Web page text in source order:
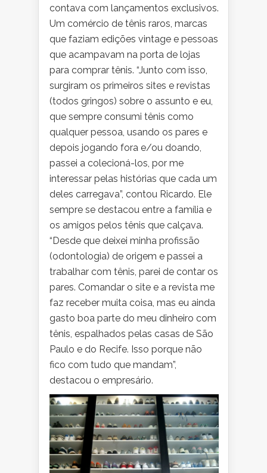
contava com lançamentos exclusivos.
Um comércio de tênis raros, marcas
que faziam edições vintage e pessoas
que acampavam na porta de lojas
para comprar tênis. “Junto com isso,
surgiram os primeiros sites e revistas
(todos gringos) sobre o assunto e eu,
que sempre consumi tênis como
qualquer pessoa, usando os pares e
depois jogando fora e/ou doando,
passei a colecioná-los, por me
interessar pelas histórias que cada um
deles carregava”, contou Ricardo. Ele
sempre se destacou entre a família e
os amigos pelos tênis que calçava.
“Desde que deixei minha profissão
(odontologia) de origem e passei a
trabalhar com tênis, parei de contar os
pares. Comandar o site e a revista me
faz receber muita coisa, mas eu ainda
gasto boa parte do meu dinheiro com
tênis, espalhados pelas casas de São
Paulo e do Recife. Isso porque não
fico com tudo que mandam”,
destacou o empresário.